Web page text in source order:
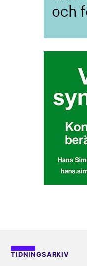
TIDNINGSARKIV